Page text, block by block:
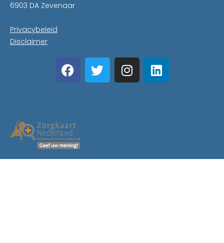
6903 DA Zevenaar
Privacybeleid
Disclaimer